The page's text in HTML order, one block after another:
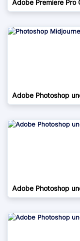
Adobe Premiere Pro
Adobe Photoshop
Adobe Photoshop